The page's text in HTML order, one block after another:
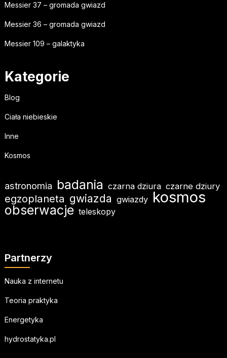
Messier 37 – gromada gwiazd
Messier 36 – gromada gwiazd
Messier 109 – galaktyka
Kategorie
Blog
Ciała niebieskie
Inne
Kosmos
astronomia badania czarna dziura czarne dziury
egzoplaneta gwiazda gwiazdy kosmos
obserwacje teleskopy
Partnerzy
Nauka z internetu
Teoria praktyka
Energetyka
hydrostatyka.pl